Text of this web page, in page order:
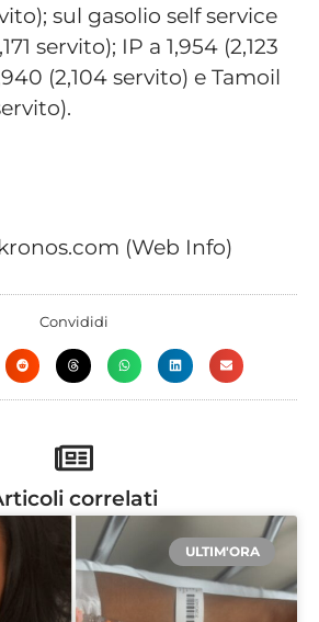
sul gasolio self service
servito); IP a 1,954 (2,123
(2,104 servito) e Tamoil
(Web Info)
Convididi
correlati
ULTIM'ORA